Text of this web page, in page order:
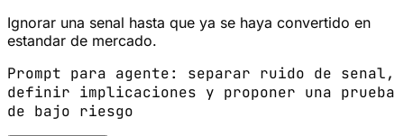
Ignorar una senal hasta que ya se haya convertido en
estandar de mercado.
Prompt para agente: separar ruido de senal,
definir implicaciones y proponer una prueba
de bajo riesgo